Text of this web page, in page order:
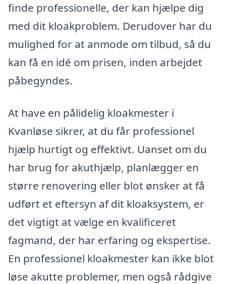
finde professionelle, der kan hjælpe dig
med dit kloakproblem. Derudover har du
mulighed for at anmode om tilbud, så du
kan få en idé om prisen, inden arbejdet
påbegyndes.
At have en pålidelig kloakmester i
Kvanløse sikrer, at du får professionel
hjælp hurtigt og effektivt. Uanset om du
har brug for akuthjælp, planlægger en
større renovering eller blot ønsker at få
udført et eftersyn af dit kloaksystem, er
det vigtigt at vælge en kvalificeret
fagmand, der har erfaring og ekspertise.
En professionel kloakmester kan ikke blot
løse akutte problemer, men også rådgive